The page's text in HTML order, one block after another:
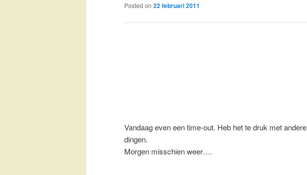
Posted on 22 februari 2011
Vandaag even een time-out. Heb het te druk met andere
dingen.
Morgen misschien weer….